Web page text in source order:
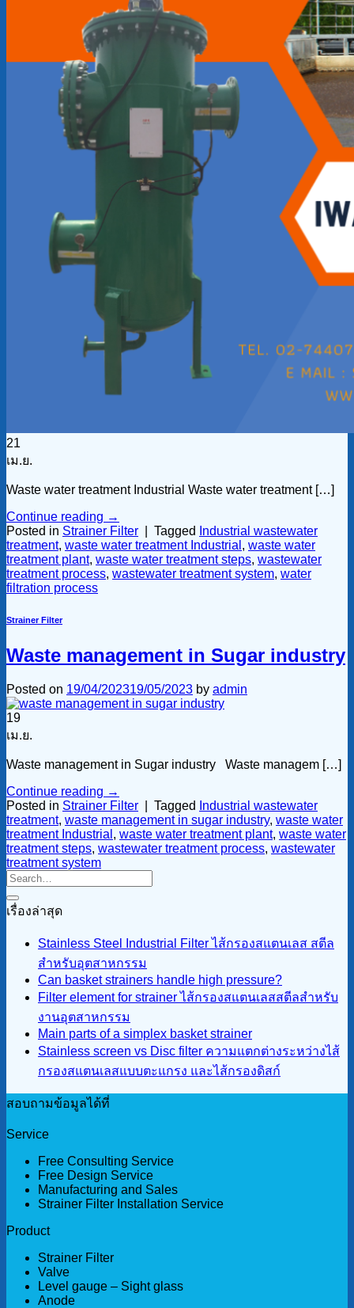
21
เม.ย.
Waste water treatment Industrial Waste water treatment […]
Continue reading →
Posted in Strainer Filter Tagged
Industrial wastewater
treatment, waste water treatment Industrial , waste water
treatment plant, waste water treatment steps, wastewater
treatment process, wastewater treatment system, water
filtration process
Strainer Filter
Waste management in Sugar industry
Posted on 19/04/202319/05/2023 by admin
19
เม.ย.
Waste management in Sugar industry Waste managem […]
Continue reading →
Posted in Strainer Filter Tagged
Industrial wastewater
treatment, waste management in sugar industry, waste water
treatment Industrial , waste water treatment plant, waste water
treatment steps, wastewater treatment process, wastewater
treatment system
เรื่องล่าสุด
Stainless Steel Industrial Filter ไส้กรองสแตนเลส สตีล
สำหรับอุตสาหกรรม
Can basket strainers handle high pressure?
Filter element for strainer ไส้กรองสแตนเลสสตีลสำหรับ
งานอุตสาหกรรม
Main parts of a simplex basket strainer
Stainless screen vs Disc filter ความแตกต่างระหว่างไส้
กรองสแตนเลสแบบตะแกรง และไส้กรองดิสก์
สอบถามข้อมูลได้ที่
Service
Free Consulting Service
Free Design Service
Manufacturing and Sales
Strainer Filter Installation Service
Product
Strainer Filter
Valve
Level gauge – Sight glass
Anode